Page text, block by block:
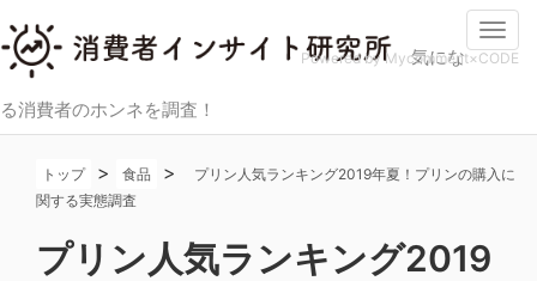
気にな
る消費者のホンネを調査！
Powered by Mycomment×CODE
トップ > 食品 >
プリン人気ランキング2019年夏！プリンの購入に
関する実態調査
プリン人気ランキング2019